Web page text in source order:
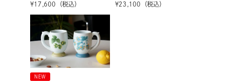
¥17,600 （税込）
¥23,100 （税込）
NEW